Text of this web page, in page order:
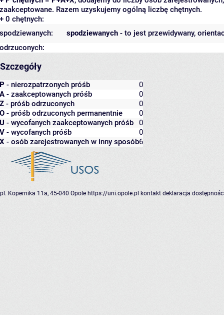
zaakceptowane. Razem uzyskujemy ogólną liczbę chętnych.
+ 0 chętnych:
spodziewanych - to jest przewidywany,
spodziewanych:
odrzuconych:
Szczegóły
P - nierozpatrzonych próśb
0
A - zaakceptowanych próśb
0
Z - próśb odrzuconych
0
O - próśb odrzuconych permanentnie
0
U - wycofanych zaakceptowanych próśb
0
V - wycofanych próśb
0
X - osób zarejestrowanych w inny sposób6
pl. Kopernika 11a, 45-040 Opole https://uni.opole.pl kontakt deklaracja